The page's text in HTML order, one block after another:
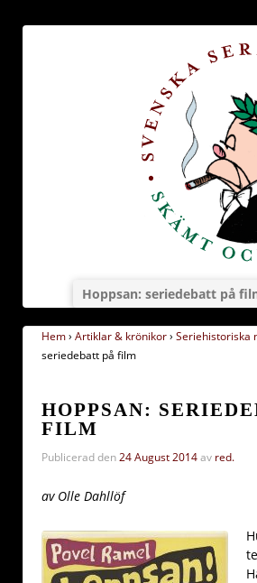
Hoppsan: seriedebatt på
Hem› Artiklar & krönikor› Seriehistoriska
seriedebatt på film
HOPPSAN:
FILM
Publicerad den24 August 2014av red.
av Olle Dahllöf